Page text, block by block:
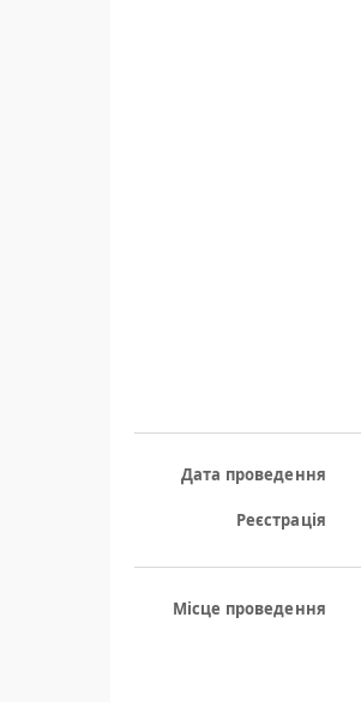
Дата проведення
Реєстрація
Місце проведення